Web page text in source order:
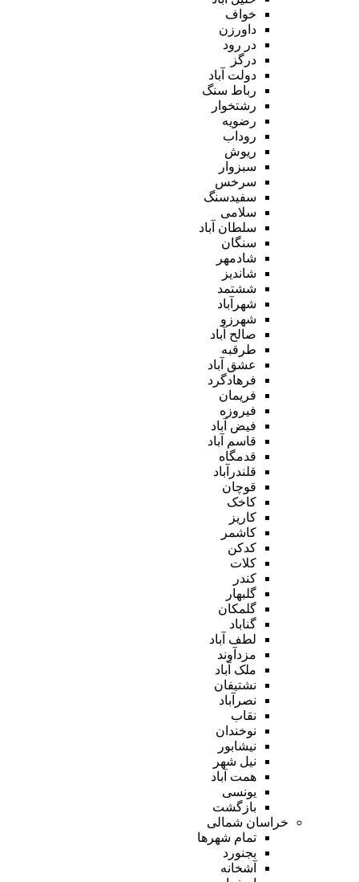
خواف
داورزن
در رود
درگز
دولت آباد
رباط سنگ
رشتخوار
رضویه
روداب
ریوش
سبزوار
سرخس
سفیدسنگ
سلامی
سلطان آباد
سنگان
شادمهر
شاندیز
ششتمد
شهرآباد
شهرزو
صالح آباد
طرقبه
عشق آباد
فرهادگرد
فریمان
فیروزه
فیض آباد
قاسم آباد
قدمگاه
قلندرآباد
قوچان
کاخک
کاریز
کاشمر
کدکن
کلات
کندر
گلبهار
گلمکان
گناباد
لطف آباد
مزدآوند
ملک آباد
نشتیفان
نصرآباد
نقاب
نوخندان
نیشابور
نیل شهر
همت آباد
یونسی
بازگشت
خراسان شمالی
تمام شهر‌ها
بجنورد
آشخانه